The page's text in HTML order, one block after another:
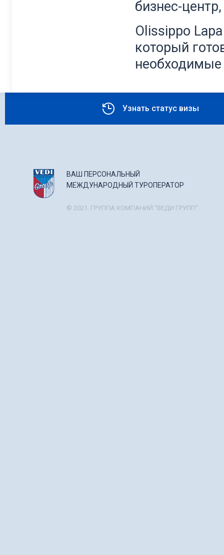
бизнес-
Olissippo
который
необходимые
Узнать статус визы
ВАШ ПЕРСОНАЛЬНЫЙ
МЕЖДУНАРОДНЫЙ ТУРОПЕРАТОР
© 2021. ГРУППА КОМПАНИЙ "ВЕДИ ГРУПП".